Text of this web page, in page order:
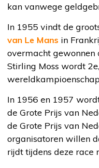
kan vanwege
In 1955 vindt de
van Le Mans in
overmacht gewonnen
Stirling Moss wordt
In 1956 en 1957
de Grote Prijs van
de Grote Prijs van
organisatoren willen
rijdt tijdens deze race